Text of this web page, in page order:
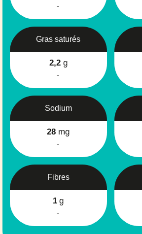
-
Gras saturés
2,2 g
-
Sodium
28 mg
-
Fibres
1 g
-